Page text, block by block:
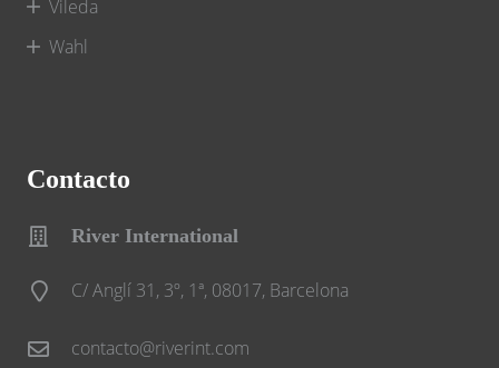
Vileda
Wahl
Contacto
River International
C/ Anglí 31, 3º, 1ª, 08017, Barcelona
contacto@riverint.com